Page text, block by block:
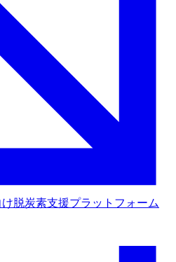
脱炭素支援プラットフォーム